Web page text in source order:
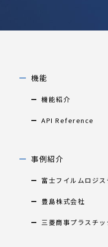
機能
機能紹介
API Reference
事例紹介
富士フイルムロジ
豊島株式会社
三菱商事プラスチ